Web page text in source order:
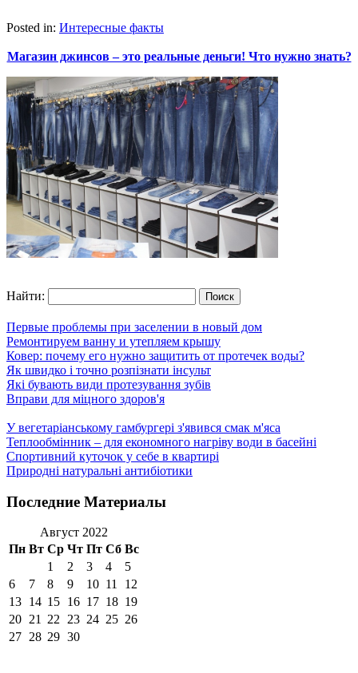
Posted in: Интересные факты
Магазин джинсов – это реальные деньги! Что нужно знать?
Найти:
Первые проблемы при заселении в новый дом
Ремонтируем ванну и утепляем крышу
Ковер: почему его нужно защитить от протечек воды?
Як швидко і точно розпізнати інсульт
Які бувають види протезування зубів
Вправи для міцного здоров'я
У вегетаріанському гамбургері з'явився смак м'яса
Теплообмінник – для економного нагріву води в басейні
Спортивний куточок у себе в квартирі
Природні натуральні антибіотики
Последние Материалы
Август 2022
Пн Вт Ср Чт Пт Сб Вс
1
2 3 4
5
6
7 8 9 10 11
12
13 14 15 16 17 18 19
20 21 22 23 24 25 26
27 28 29 30